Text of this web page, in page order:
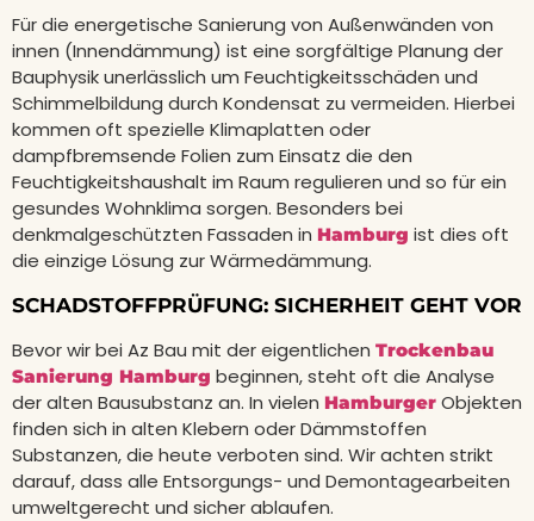
Für die energetische Sanierung von Außenwänden von
innen (Innendämmung) ist eine sorgfältige Planung der
Bauphysik unerlässlich um Feuchtigkeitsschäden und
Schimmelbildung durch Kondensat zu vermeiden. Hierbei
kommen oft spezielle Klimaplatten oder
dampfbremsende Folien zum Einsatz die den
Feuchtigkeitshaushalt im Raum regulieren und so für ein
gesundes Wohnklima sorgen. Besonders bei
denkmalgeschützten Fassaden in Hamburg ist dies oft
die einzige Lösung zur Wärmedämmung.
SCHADSTOFFPRÜFUNG: SICHERHEIT GEHT VOR
Bevor wir bei Az Bau mit der eigentlichen Trockenbau
Sanierung Hamburg beginnen, steht oft die Analyse
der alten Bausubstanz an. In vielen Hamburger Objekten
finden sich in alten Klebern oder Dämmstoffen
Substanzen, die heute verboten sind. Wir achten strikt
darauf, dass alle Entsorgungs- und Demontagearbeiten
umweltgerecht und sicher ablaufen.